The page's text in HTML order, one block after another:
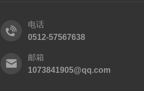
电话
0512-57567638
邮箱
1073841905@qq.com